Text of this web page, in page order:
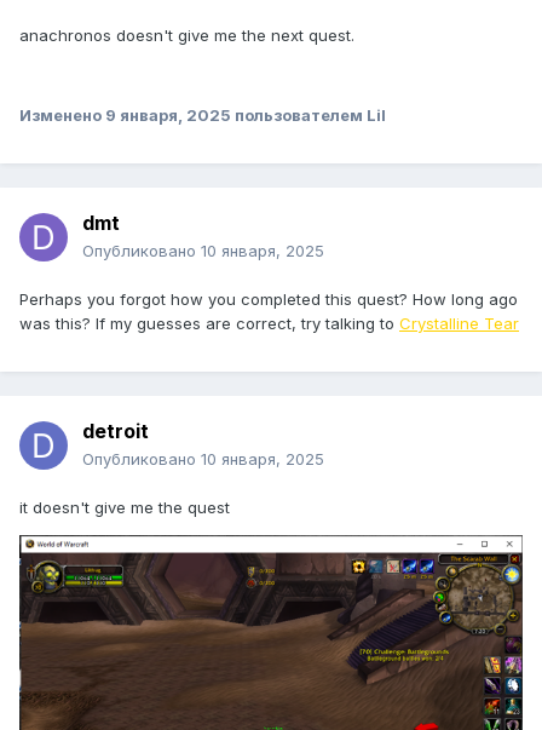
anachronos doesn't give me the next quest.
Изменено 9 января, 2025 пользователем Lil
dmt
Опубликовано 10 января, 2025
Perhaps you forgot how you completed this quest? How long ago
was this? If my guesses are correct, try talking to Crystalline Tear
detroit
Опубликовано 10 января, 2025
it doesn't give me the quest